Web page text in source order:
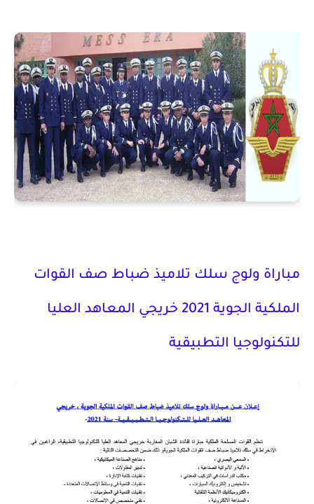
مباراة ولوج سلك تلاميذ ضباط صف القوات
الملكية الجوية 2021 خريجي المعاهد العليا
للتكنولوجيا التطبيقية